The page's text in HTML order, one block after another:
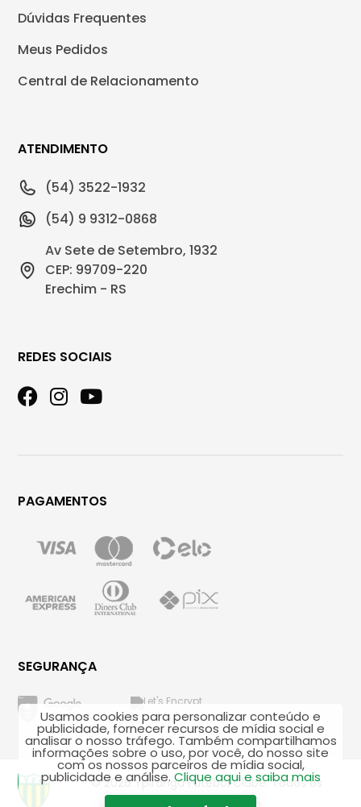
Dúvidas Frequentes
Meus Pedidos
Central de Relacionamento
ATENDIMENTO
(54) 3522-1932
(54) 9 9312-0868
Av Sete de Setembro, 1932
CEP: 99709-220
Erechim - RS
REDES SOCIAIS
PAGAMENTOS
SEGURANÇA
© 2026 Ypiranga Futebol Clube. Todos os
direitos reservados.
Usamos cookies para personalizar conteúdo e
publicidade, fornecer recursos de mídia social e
analisar o nosso tráfego. Também compartilhamos
informações sobre o uso, por você, do nosso site
com os nossos parceiros de mídia social,
publicidade e análise. Clique aqui e saiba mais